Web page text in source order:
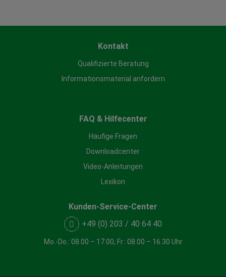
Kontakt
Qualifizierte Beratung
Informationsmaterial anfordern
FAQ & Hilfecenter
Häufige Fragen
Downloadcenter
Video-Anleitungen
Lexikon
Kunden-Service-Center
+49 (0) 203 / 40 64 40
Mo.-Do.: 08.00 – 17.00, Fr.: 08.00 – 16.30 Uhr